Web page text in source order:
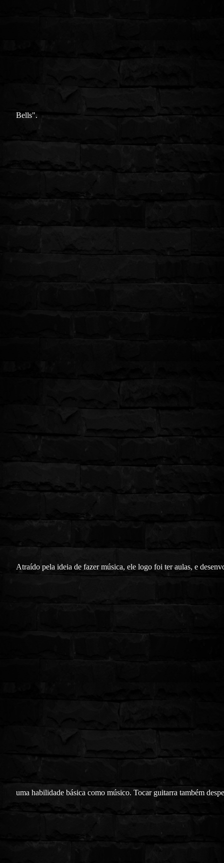
Bells".
Atraído pela ideia de fazer música, ele logo foi ter aulas, e
uma habilidade básica como músico. Tocar guitarra também